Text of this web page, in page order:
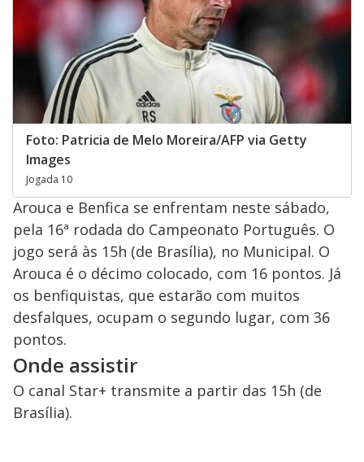
Foto: Patricia de Melo Moreira/AFP via Getty
Images
Jogada 10
Arouca e Benfica se enfrentam neste sábado,
pela 16ª rodada do Campeonato Português. O
jogo será às 15h (de Brasília), no Municipal. O
Arouca é o décimo colocado, com 16 pontos. Já
os benfiquistas, que estarão com muitos
desfalques, ocupam o segundo lugar, com 36
pontos.
Onde assistir
O canal Star+ transmite a partir das 15h (de
Brasília).